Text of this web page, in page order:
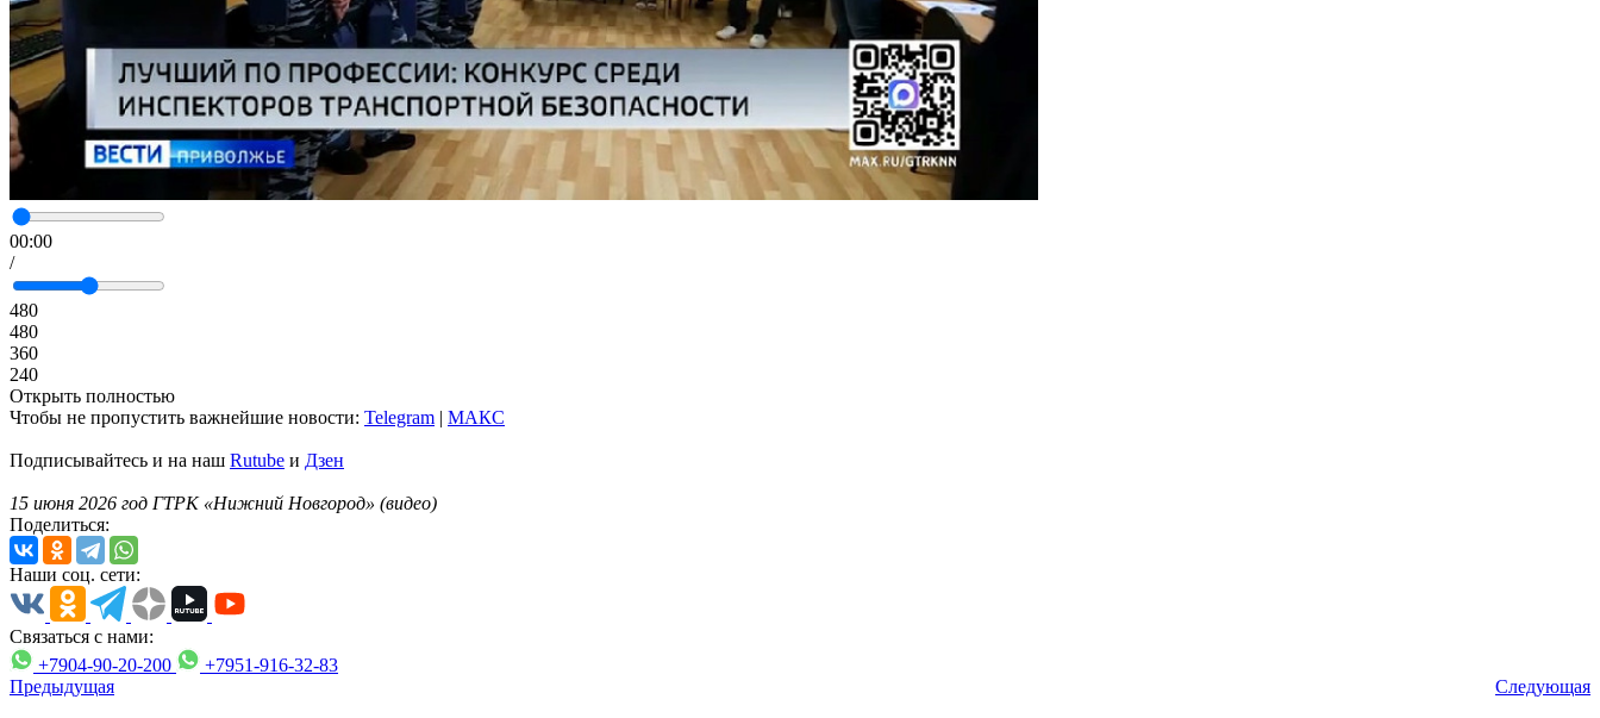
00:00
/
480
480
360
240
Открыть полностью
Чтобы не пропустить важнейшие новости: Telegram | MAКС
Подписывайтесь и на наш Rutube и Дзен
15 июня 2026 год ГТРК «Нижний Новгород» (видео)
Поделиться:
Наши соц. сети:
Связаться с нами:
+7904-90-20-200
+7951-916-32-83
Предыдущая
Следующая